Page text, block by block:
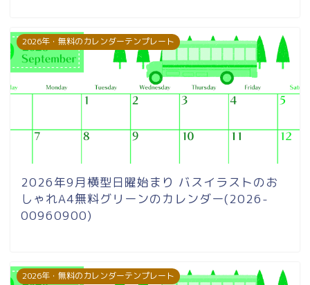
2026年・無料のカレンダーテンプレート
2026年9月横型日曜始まり バスイラストのお
しゃれA4無料グリーンのカレンダー(2026-
00960900)
2026年・無料のカレンダーテンプレート